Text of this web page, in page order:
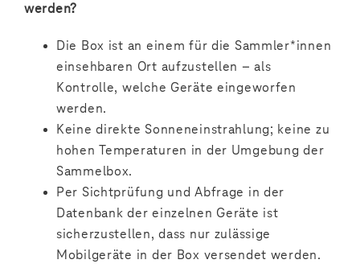
werden?
Die Box ist an einem für die Sammler*innen
einsehbaren Ort aufzustellen – als
Kontrolle, welche Geräte eingeworfen
werden.
Keine direkte Sonneneinstrahlung; keine zu
hohen Temperaturen in der Umgebung der
Sammelbox.
Per Sichtprüfung und Abfrage in der
Datenbank der einzelnen Geräte ist
sicherzustellen, dass nur zulässige
Mobilgeräte in der Box versendet werden.